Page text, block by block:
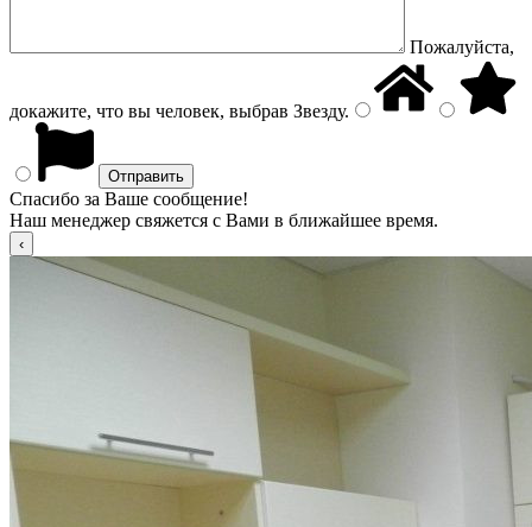
Пожалуйста,
докажите, что вы человек, выбрав Звезду.
Спасибо за Ваше сообщение!
Наш менеджер свяжется с Вами в ближайшее время.